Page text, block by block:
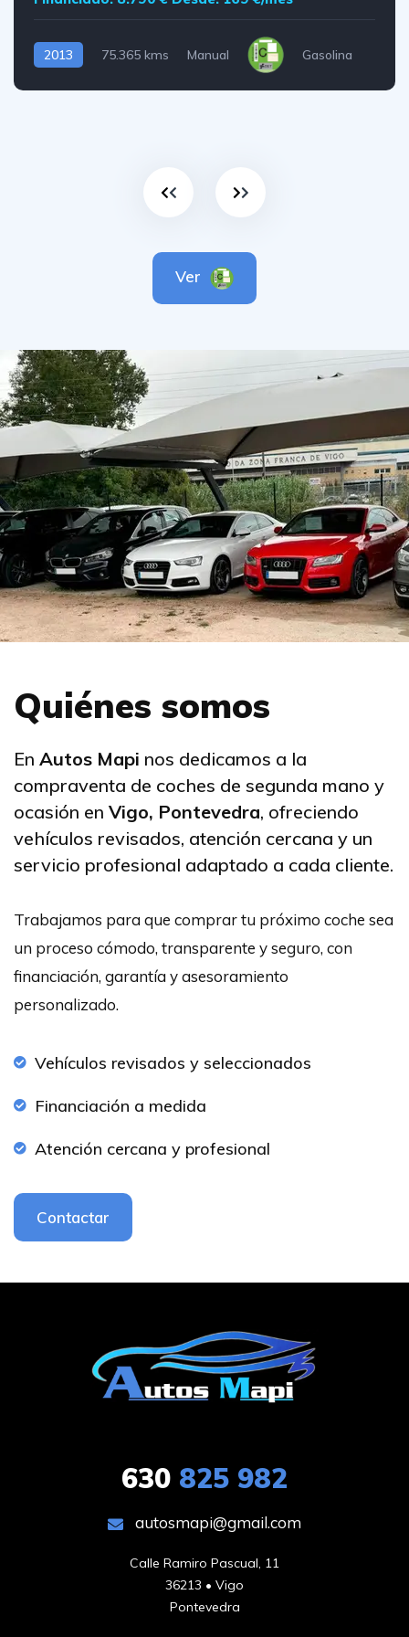
2013 75.365 kms Manual Gasolina
Ver
Quiénes somos
En Autos Mapi nos dedicamos a la
compraventa de coches de segunda mano y
ocasión en Vigo, Pontevedra, ofreciendo
vehículos revisados, atención cercana y un
servicio profesional adaptado a cada cliente.
Trabajamos para que comprar tu próximo coche sea
un proceso cómodo, transparente y seguro, con
financiación, garantía y asesoramiento
personalizado.
Vehículos revisados y seleccionados
Financiación a medida
Atención cercana y profesional
Contactar
630 825 982
autosmapi@gmail.com
Calle Ramiro Pascual, 11
36213 • Vigo
Pontevedra